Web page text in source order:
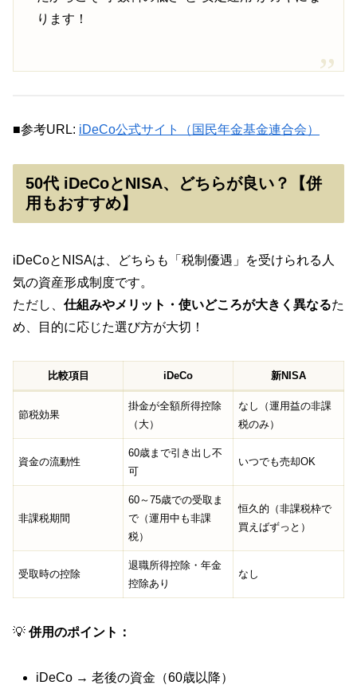
ります！
■参考URL: iDeCo公式サイト（国民年金基金連合会）
50代 iDeCoとNISA、どちらが良い？【併
用もおすすめ】
iDeCoとNISAは、どちらも「税制優遇」を受けられる人
気の資産形成制度です。
ただし、 仕組みやメリット・使いどころが大きく異なるた
め、目的に応じた選び方が大切！
比較項目 iDeCo 新NISA
節税効果
掛金が全額所得控除
（大）
なし（運用益の非課
税のみ）
資金の流動性
60歳まで引き出し不
可
いつでも売却OK
非課税期間
60～75歳での受取ま
で（運用中も非課
税）
恒久的（非課税枠で
買えばずっと）
受取時の控除
退職所得控除・年金
控除あり
なし
💡 併用のポイント：
iDeCo → 老後の資金（60歳以降）